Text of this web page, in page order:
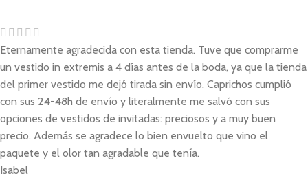
Eternamente agradecida con esta tienda. Tuve que comprarme
un vestido in extremis a 4 días antes de la boda, ya que la tienda
del primer vestido me dejó tirada sin envío. Caprichos cumplió
con sus 24-48h de envío y literalmente me salvó con sus
opciones de vestidos de invitadas: preciosos y a muy buen
precio. Además se agradece lo bien envuelto que vino el
paquete y el olor tan agradable que tenía.
Isabel